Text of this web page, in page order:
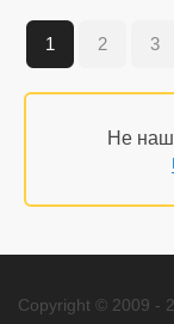
1 2 3
Не
Copyright © 2009 -